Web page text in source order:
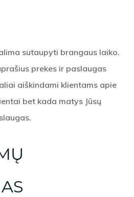
sutaupyti brangaus laiko.
prekes ir paslaugas
aiškindami klientams apie
bet kada matys Jūsų